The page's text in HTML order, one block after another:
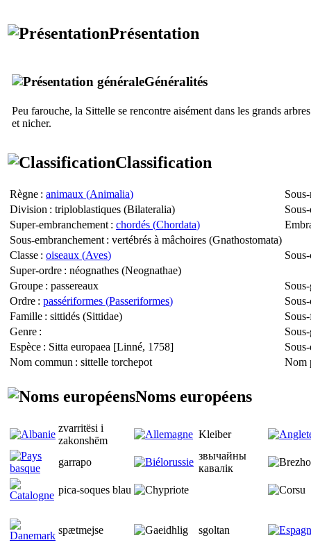
Présentation
Généralités
Peu farouche, la Sittelle se rencontre aisément dans les grands
et nicher.
Classification
Règne : animaux (Animalia)
Division : triploblastiques (Bilateralia)
Super-embranchement : chordés (Chordata)
Sous-embranchement : vertébrés à mâchoires (Gnathostomata)
Classe : oiseaux (Aves)
Super-ordre : néognathes (Neognathae)
Groupe : passereaux
Ordre : passériformes (Passeriformes)
Famille : sittidés (Sittidae)
Genre :
Espèce : Sitta europaea [Linné, 1758]
Nom commun : sittelle torchepot Nom
Noms européens
zvarritësi i
zakonshëm
Kleiber
garrapo
звычайны
кавалік
pica-soques blau
spætmejse sgoltan